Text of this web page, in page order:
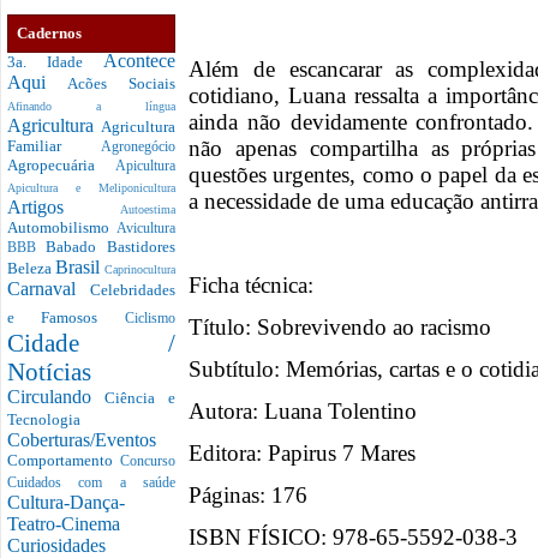
Cadernos
3a. Idade Acontece
Aqui Acões Sociais
Afinando a língua
Agricultura Agricultura
Familiar Agronegócio
Agropecuária Apicultura
Apicultura e Meliponicultura
Artigos Autoestima
Automobilismo Avicultura
BBBBabado Bastidores
Beleza Brasil Caprinocultura
Carnaval Celebridades
e Famosos Ciclismo
Cidade /
Notícias
CirculandoCiência e
Tecnologia
Coberturas/Eventos
Comportamento Concurso
Cuidados com a saúde
Cultura-Dança-
Teatro-Cinema
Curiosidades
Além de escancarar as
cotidiano, Luana ressalta a
ainda não devidamente
não apenas compartilha as
questões urgentes, como o papel da
a necessidade de uma educação
Ficha técnica:
Título: Sobrevivendo ao racismo
Subtítulo: Memórias, cartas e o
Autora: Luana Tolentino
Editora: Papirus 7 Mares
Páginas: 176
ISBN FÍSICO: ‎978-65-5592-038-3